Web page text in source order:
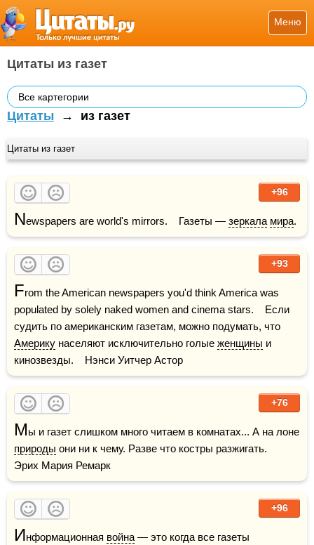
Меню
Цитаты из газет
Все картегории
Цитаты → из газет
Цитаты из газет
+96
Newspapers are world's mirrors.    Газеты — зеркала мира.
+93
From the American newspapers you'd think America was
populated by solely naked women and cinema stars.    Если
Америку населяют исключительно голые женщины и
кинозвезды.    Нэнси Уитчер Астор
+76
М
природы они ни к чему. Разве что костры разжигать.
Эрих Мария Ремарк
+96
Информационная война — это когда все газеты